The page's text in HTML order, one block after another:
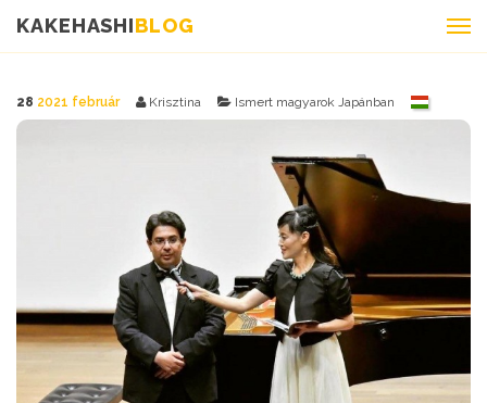
KAKEHASHIBLOG
28 2021 február Krisztina Ismert magyarok Japánban